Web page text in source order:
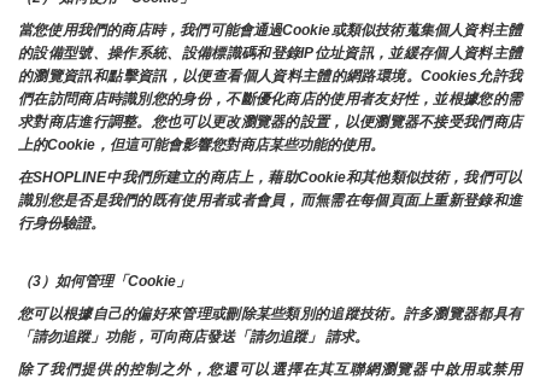
當您使用我們的商店時，我們可能會通過Cookie或類似技術蒐集個人資料主體
的設備型號、操作系統、設備標識碼和登錄IP位址資訊，並緩存個人資料主體
的瀏覽資訊和點擊資訊，以便查看個人資料主體的網路環境。Cookies允許我
們在訪問商店時識別您的身份，不斷優化商店的使用者友好性，並根據您的需
求對商店進行調整。您也可以更改瀏覽器的設置，以便瀏覽器不接受我們商店
上的Cookie，但這可能會影響您對商店某些功能的使用。
在SHOPLINE中我們所建立的商店上，藉助Cookie和其他類似技術，我們可以
識別您是否是我們的既有使用者或者會員，而無需在每個頁面上重新登錄和進
行身份驗證。
（3）如何管理「Cookie」
您可以根據自己的偏好來管理或刪除某些類別的追蹤技術。許多瀏覽器都具有
「請勿追蹤」功能，可向商店發送「請勿追蹤」 請求。
除了我們提供的控制之外，您還可以選擇在其互聯網瀏覽器中啟用或禁用